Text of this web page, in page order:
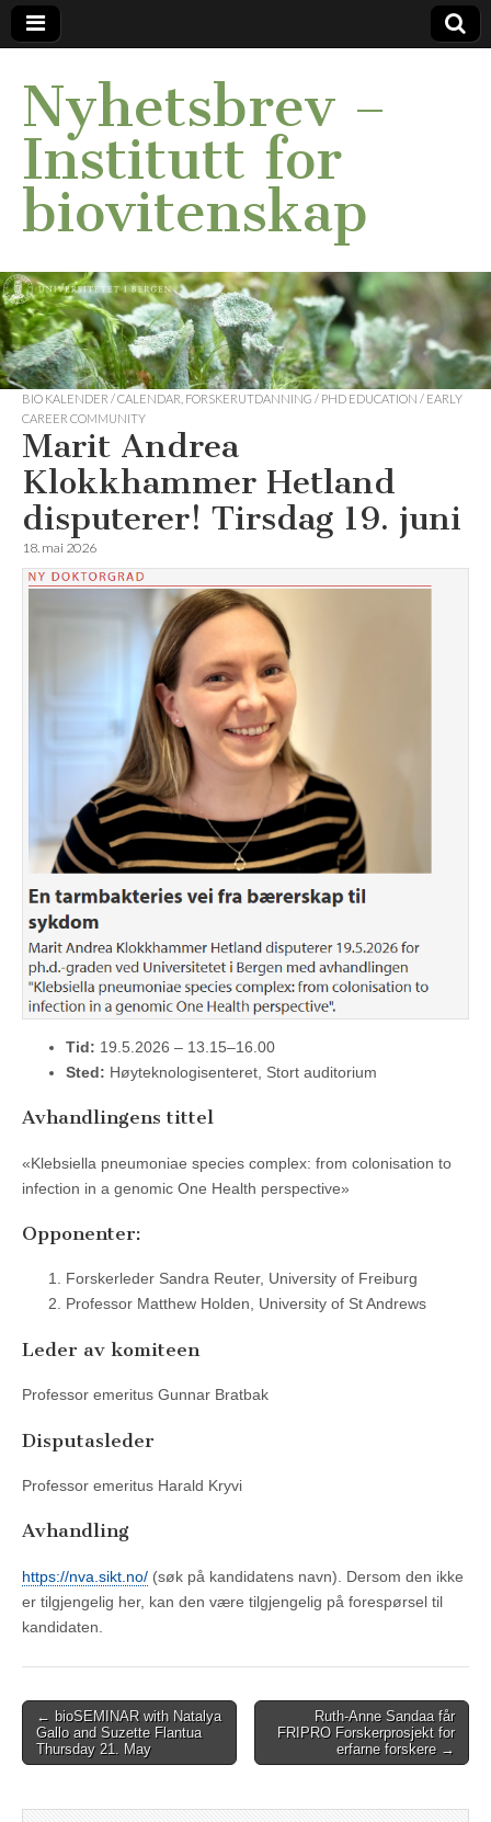
Nyhetsbrev –
Institutt for
biovitenskap
BIO KALENDER / CALENDAR FORSKERUTDANNING / PHD EDUCATION / EARLY
CAREER COMMUNITY
Marit Andrea
Klokkhammer Hetland
disputerer! Tirsdag 19. juni
18. mai 2026
Tid: 19.5.2026 – 13.15–16.00
Sted: Høyteknologisenteret, Stort auditorium
Avhandlingens tittel
«Klebsiella pneumoniae species complex: from colonisation to
infection in a genomic One Health perspective»
Opponenter:
Forskerleder Sandra Reuter, University of Freiburg
Professor Matthew Holden, University of St Andrews
Leder av komiteen
Professor emeritus Gunnar Bratbak
Disputasleder
Professor emeritus Harald Kryvi
Avhandling
https://nva.sikt.no/ (søk på kandidatens navn). Dersom den ikke
er tilgjengelig her, kan den være tilgjengelig på forespørsel til
kandidaten.
Post
navigation
← bioSEMINAR with Natalya
Gallo and Suzette Flantua
Thursday 21. May
Ruth-Anne Sandaa får
FRIPRO Forskerprosjekt for
erfarne forskere →